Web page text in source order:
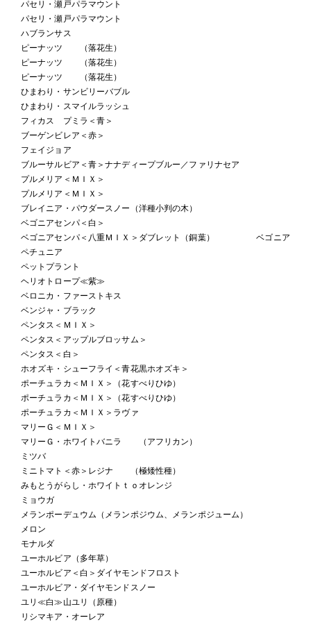
パセリ・瀬戸パラマウント
パセリ・瀬戸パラマウント
ハブランサス
ピーナッツ （落花生）
ピーナッツ （落花生）
ピーナッツ （落花生）
ひまわり・サンビリーバブル
ひまわり・スマイルラッシュ
フィカス プミラ＜青＞
ブーゲンビレア＜赤＞
フェイジョア
ブルーサルビア＜青＞ナナディープブルー／ファリナセア
プルメリア＜ＭＩＸ＞
プルメリア＜ＭＩＸ＞
ブレイニア・パウダースノー（洋種小判の木）
ベゴニアセンパ＜白＞
ベゴニアセンパ＜八重ＭＩＸ＞ダブレット（銅葉） ベゴニア
ペチュニア
ペットプラント
ヘリオトロープ≪紫≫
ベロニカ・ファーストキス
ベンジャ・ブラック
ペンタス＜ＭＩＸ＞
ペンタス＜アップルブロッサム＞
ペンタス＜白＞
ホオズキ・シューフライ＜青花黒ホオズキ＞
ポーチュラカ＜ＭＩＸ＞（花すべりひゆ）
ポーチュラカ＜ＭＩＸ＞（花すべりひゆ）
ポーチュラカ＜ＭＩＸ＞ラヴァ
マリーＧ＜ＭＩＸ＞
マリーＧ・ホワイトバニラ （アフリカン）
ミツバ
ミニトマト＜赤＞レジナ （極矮性種）
みもとうがらし・ホワイトｔｏオレンジ
ミョウガ
メランポーデュウム（メランポジウム、メランポジューム）
メロン
モナルダ
ユーホルビア（多年草）
ユーホルビア＜白＞ダイヤモンドフロスト
ユーホルビア・ダイヤモンドスノー
ユリ≪白≫山ユリ（原種）
リシマキア・オーレア